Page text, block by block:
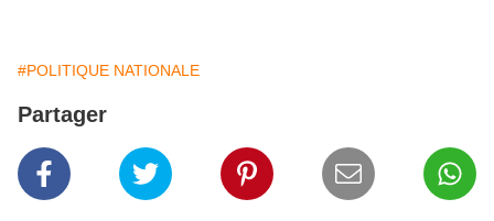
#POLITIQUE NATIONALE
Partager